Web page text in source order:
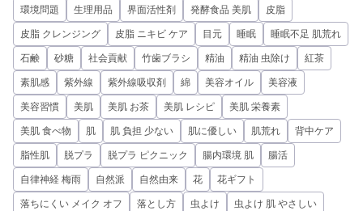
環境問題 生理用品 界面活性剤 発酵食品 美肌 皮脂
皮脂 クレンジング 皮脂 ニキビ ケア 目元 睡眠 睡眠不足 肌荒れ
石鹸 砂糖 社会貢献 竹歯ブラシ 精油 精油 虫除け 紅茶
素肌感 紫外線 紫外線吸収剤 綿 美容オイル 美容液
美容習慣 美肌 美肌 お茶 美肌 レシピ 美肌 栄養素
美肌 食べ物 肌 肌 負担 少ない 肌に優しい 肌荒れ 背中ケア
脂性肌 脱プラ 脱プラ ピクニック 腸内環境 肌 腸活
自律神経 梅雨 自然派 自然由来 花 花ギフト
落ちにくい メイク オフ 落とし方 虫よけ 虫よけ 肌 やさしい